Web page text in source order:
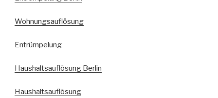
Wohnungsauflösung
Entrümpelung
Haushaltsauflösung Berlin
Haushaltsauflösung